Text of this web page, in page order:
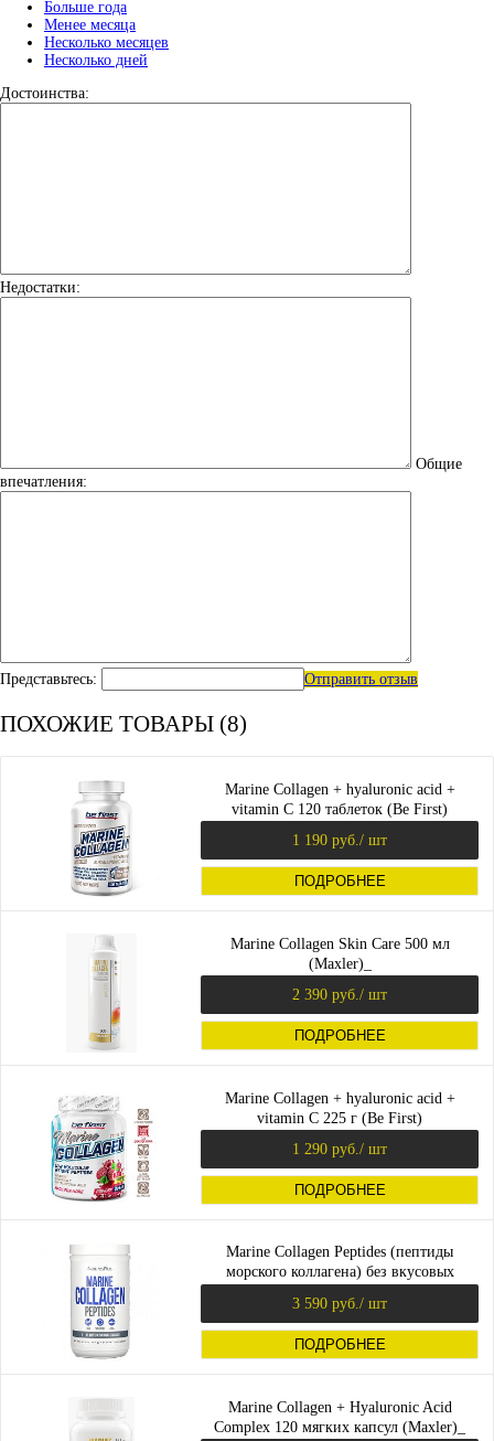
Больше года
Менее месяца
Несколько месяцев
Несколько дней
Достоинства:
Недостатки:
Общие
впечатления:
Представьтесь: Отправить отзыв
ПОХОЖИЕ ТОВАРЫ (8)
Marine Collagen + hyaluronic acid +
vitamin C 120 таблеток (Be First)
1 190 руб. / шт
ПОДРОБНЕЕ
Marine Collagen Skin Care 500 мл
(Maxler)_
2 390 руб. / шт
ПОДРОБНЕЕ
Marine Collagen + hyaluronic acid +
vitamin C 225 г (Be First)
1 290 руб. / шт
ПОДРОБНЕЕ
Marine Collagen Peptides (пептиды
морского коллагена) без вкусовых
3 590 руб. / шт
ПОДРОБНЕЕ
Marine Collagen + Hyaluronic Acid
Complex 120 мягких капсул (Maxler)_